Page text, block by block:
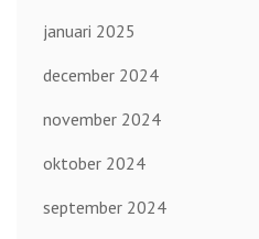
januari 2025
december 2024
november 2024
oktober 2024
september 2024